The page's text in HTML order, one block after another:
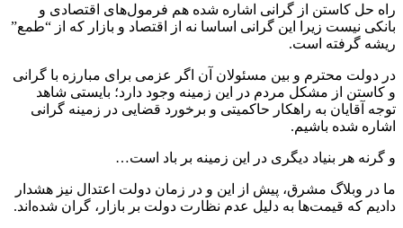
راه حل کاستن از گرانی اشاره شده هم فرمول‌های اقتصادی و
بانکی نیست زیرا این گرانی اساسا نه از اقتصاد و بازار که از “طمع”
ریشه گرفته است.
در دولت محترم و بین مسئولان آن اگر عزمی برای مبارزه با گرانی
و کاستن از مشکل مردم در این زمینه وجود دارد؛ بایستی شاهد
توجه آقایان به راهکار حاکمیتی و برخورد قضایی در زمینه گرانی
اشاره شده باشیم.
و گرنه هر بنیاد دیگری در این زمینه بر باد است…
ما در وبلاگ مشرق، پیش از این و در زمان دولت اعتدال نیز هشدار
دادیم که قیمت‌ها به دلیل عدم نظارت دولت بر بازار، گران شده‌اند.